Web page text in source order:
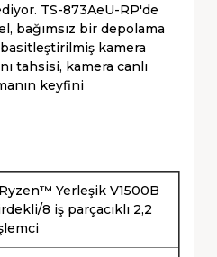
TS-873AeU-RP'de
bağımsız bir depolama
kamera
tahsisi, kamera canlı
keyfini
Yerleşik V1500B
8 iş parçacıklı 2,2